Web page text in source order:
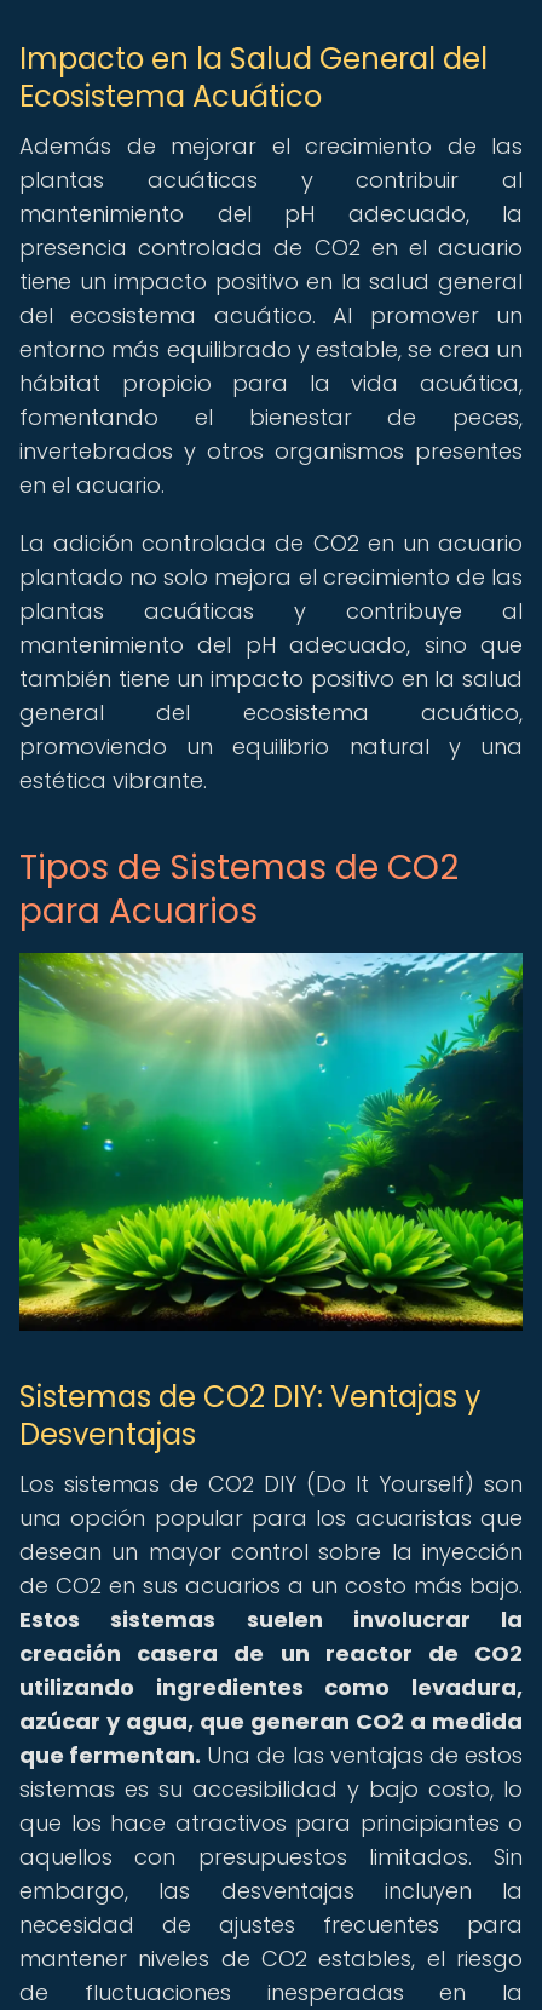
Impacto en la Salud General del
Ecosistema Acuático
Además de mejorar el crecimiento de las
plantas acuáticas y contribuir al
mantenimiento del pH adecuado, la
presencia controlada de CO2 en el acuario
tiene un impacto positivo en la salud general
del ecosistema acuático. Al promover un
entorno más equilibrado y estable, se crea un
hábitat propicio para la vida acuática,
fomentando el bienestar de peces,
invertebrados y otros organismos presentes
en el acuario.
La adición controlada de CO2 en un acuario
plantado no solo mejora el crecimiento de las
plantas acuáticas y contribuye al
mantenimiento del pH adecuado, sino que
también tiene un impacto positivo en la salud
general del ecosistema acuático,
promoviendo un equilibrio natural y una
estética vibrante.
Tipos de Sistemas de CO2
para Acuarios
Sistemas de CO2 DIY: Ventajas y
Desventajas
Los sistemas de CO2 DIY (Do It Yourself) son
una opción popular para los acuaristas que
desean un mayor control sobre la inyección
de CO2 en sus acuarios a un costo más bajo.
Estos sistemas suelen involucrar la
creación casera de un reactor de CO2
utilizando ingredientes como levadura,
azúcar y agua, que generan CO2 a medida
que fermentan. Una de las ventajas de estos
sistemas es su accesibilidad y bajo costo, lo
que los hace atractivos para principiantes o
aquellos con presupuestos limitados. Sin
embargo, las desventajas incluyen la
necesidad de ajustes frecuentes para
mantener niveles de CO2 estables, el riesgo
de fluctuaciones inesperadas en la